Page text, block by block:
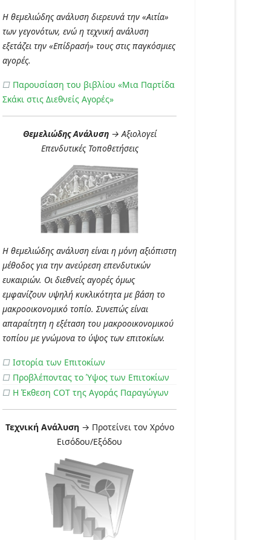
Η θεμελιώδης ανάλυση διερευνά την «Αιτία»
των γεγονότων, ενώ η τεχνική ανάλυση
εξετάζει την «Επίδρασή» τους στις παγκόσμιες
αγορές.
□ Παρουσίαση του βιβλίου «Μια Παρτίδα
Σκάκι στις Διεθνείς Αγορές»
Θεμελιώδης Ανάλυση → Αξιολογεί
Επενδυτικές Τοποθετήσεις
Η θεμελιώδης ανάλυση είναι η μόνη αξιόπιστη
μέθοδος για την ανεύρεση επενδυτικών
ευκαιριών. Οι διεθνείς αγορές όμως
εμφανίζουν υψηλή κυκλικότητα με βάση το
μακροοικονομικό τοπίο. Συνεπώς είναι
απαραίτητη η εξέταση του μακροοικονομικού
τοπίου με γνώμονα το ύψος των επιτοκίων.
□ Ιστορία των Επιτοκίων
□ Προβλέποντας το Ύψος των Επιτοκίων
□ Η Έκθεση COT της Αγοράς Παραγώγων
Τεχνική Ανάλυση → Προτείνει τον Χρόνο
Εισόδου/Εξόδου